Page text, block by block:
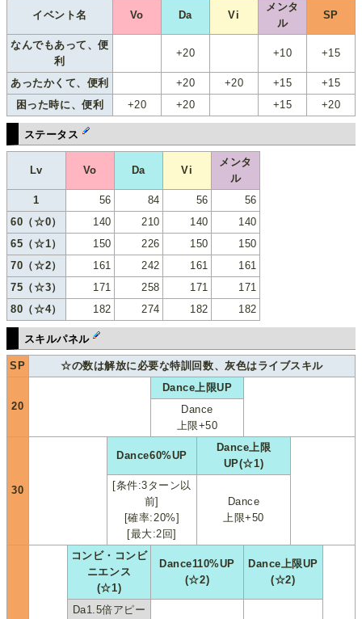
イベント名 Vo Da Vi
メンタ
ル
SP
なんでもあって、便
利
+20 +10 +15
あったかくて、便利 +20 +20 +15
+15
困った時に、便利
+20 +20 +15 +20
ステータス
Lv Vo Da Vi
メンタ
ル
1
56 84 56
56
60（☆0）
140 210 140
140
65（☆1）
150 226 150
150
70（☆2）
161 242 161
161
75（☆3）
171 258 171
171
80（☆4）
182 274 182 182
スキルパネル
SP ☆の数は解放に必要な特訓回数、灰色はライブスキル
20
Dance上限UP
Dance
上限+50
30
Dance60%UP
Dance上限
UP(☆1)
[条件:3ターン以
前]
[確率:20%]
[最大:2回]
Dance
上限+50
コンビ・コンビ
ニエンス
(☆1)
Dance110%UP
(☆2)
Dance上限UP
(☆2)
Da1.5倍アピー